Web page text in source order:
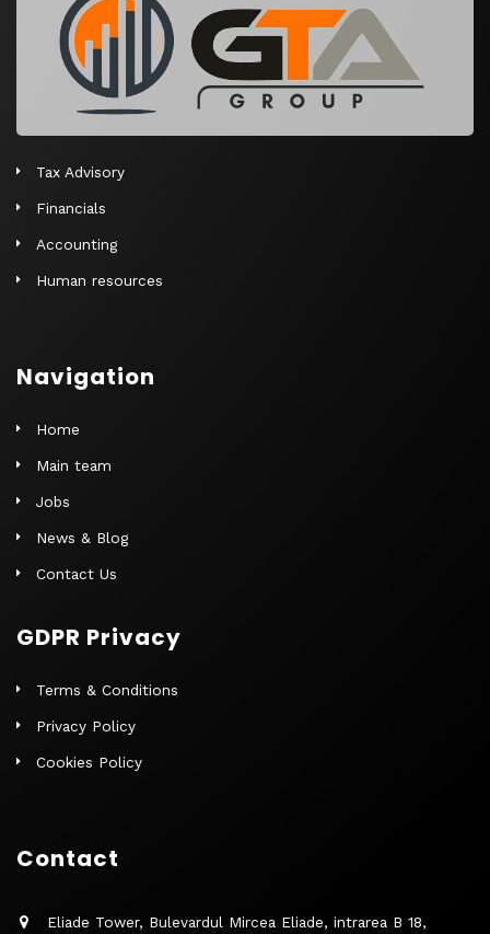
Tax Advisory
Financials
Accounting
Human resources
Navigation
Home
Main team
Jobs
News & Blog
Contact Us
GDPR Privacy
Terms & Conditions
Privacy Policy
Cookies Policy
Contact
Eliade Tower, Bulevardul Mircea Eliade, intrarea B 18,